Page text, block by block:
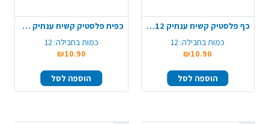
כף פלסטיק קשיח ענתיק 12 יח' - רוז גולד
כמות בחבילה: 12
₪10.90
הוספה לסל
כפית פלסטיק קשיח ענתיק 12 יח' - רוז גולד
כמות בחבילה: 12
₪10.90
הוספה לסל